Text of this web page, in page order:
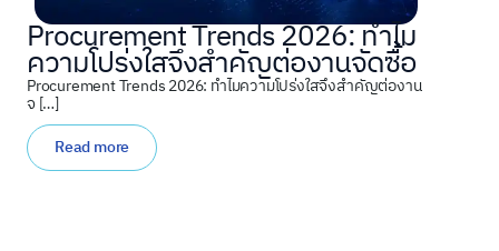
Procurement Trends 2026: ทำไม
ความโปร่งใสจึงสำคัญต่องานจัดซื้อ
Procurement Trends 2026: ทำไมความโปร่งใสจึงสำคัญต่องาน
จ […]
Read more